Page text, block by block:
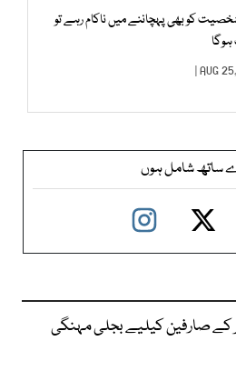
کو بھی پہچاننے میں ناکام رہے تو
ساتھ شامل ہوں
صارفین کیلیے بجلی مہنگی